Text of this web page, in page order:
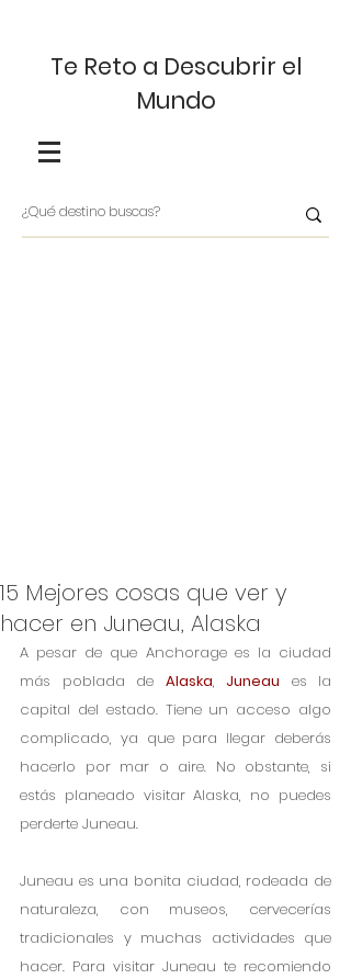
Te Reto a Descubrir el
Mundo
15 Mejores cosas que ver y
hacer en Juneau, Alaska
A pesar de que Anchorage es la ciudad
más poblada de Alaska, Juneau es la
capital del estado. Tiene un acceso algo
complicado, ya que para llegar deberás
hacerlo por mar o aire. No obstante, si
estás planeado visitar Alaska, no puedes
perderte Juneau.
Juneau es una bonita ciudad, rodeada de
naturaleza, con museos, cervecerías
tradicionales y muchas actividades que
hacer. Para visitar Juneau te recomiendo